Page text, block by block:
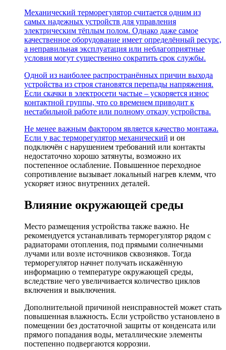
Механический терморегулятор считается одним из
самых надежных устройств для управления
электрическим тёплым полом. Однако даже самое
качественное оборудование имеет определённый ресурс,
а неправильная эксплуатация или неблагоприятные
условия могут существенно сократить срок службы.
Одной из наиболее распространённых причин выхода
устройства из строя становятся перепады напряжения.
Если скачки в электросети частые – ускоряется износ
контактной группы, что со временем приводит к
нестабильной работе или полному отказу устройства.
Не менее важным фактором является качество монтажа.
Если у вас терморегулятор механический и он
подключён с нарушением требований или контакты
недостаточно хорошо затянуты, возможно их
постепенное ослабление. Повышенное переходное
сопротивление вызывает локальный нагрев клемм, что
ускоряет износ внутренних деталей.
Влияние окружающей среды
Место размещения устройства также важно. Не
рекомендуется устанавливать терморегулятор рядом с
радиаторами отопления, под прямыми солнечными
лучами или возле источников сквозняков. Тогда
терморегулятор начнет получать искажённую
информацию о температуре окружающей среды,
вследствие чего увеличивается количество циклов
включения и выключения.
Дополнительной причиной неисправностей может стать
повышенная влажность. Если устройство установлено в
помещении без достаточной защиты от конденсата или
прямого попадания воды, металлические элементы
постепенно подвергаются коррозии.